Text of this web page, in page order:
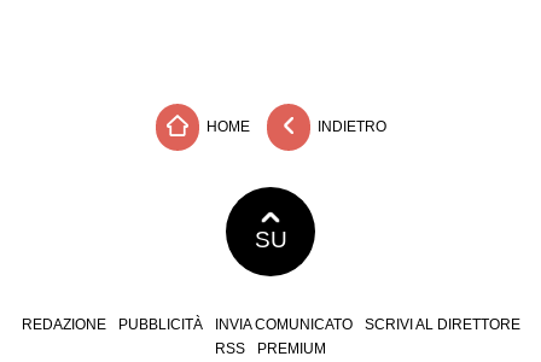
HOME INDIETRO
SU
REDAZIONE PUBBLICITÀ INVIA COMUNICATO
SCRIVI AL DIRETTORE
RSS
PREMIUM